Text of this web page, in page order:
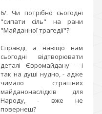
6/. Чи потрібно сьогодні
"сипати сіль" на рани
"Майданної трагедії"?
Справді, а навіщо нам
сьогодні відтворювати
деталі Євромайдану - і
так на душі нудно, - адже
чимало страшних
майданонаслідків для
Народу, - вже не
повернеш?